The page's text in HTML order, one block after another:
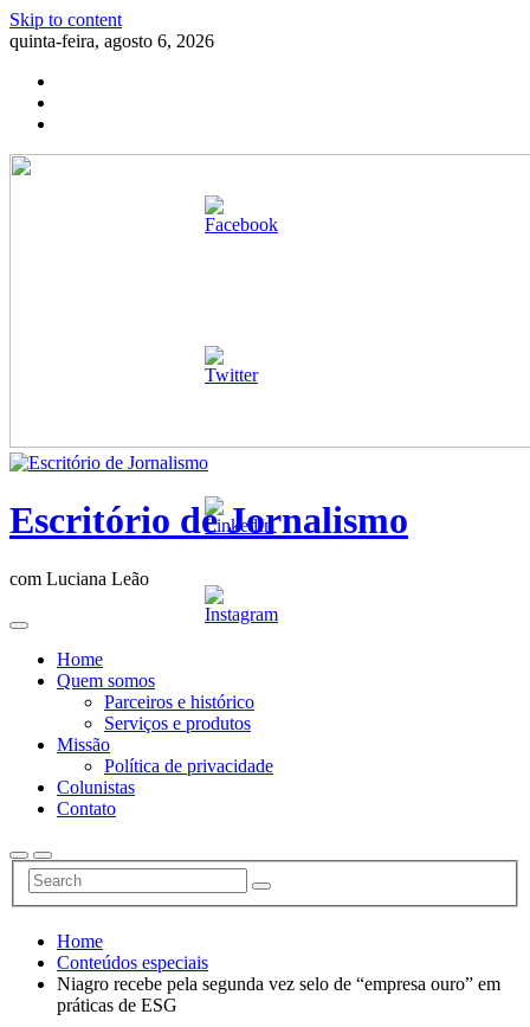
Skip to content
quinta-feira, agosto 6, 2026
Escritório de Jornalismo
com Luciana Leão
Home
Quem somos
Parceiros e histórico
Serviços e produtos
Missão
Política de privacidade
Colunistas
Contato
Home
Conteúdos especiais
Niagro recebe pela segunda vez selo de “empresa ouro” em
práticas de ESG